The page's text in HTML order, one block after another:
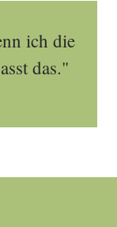
ich die
das."